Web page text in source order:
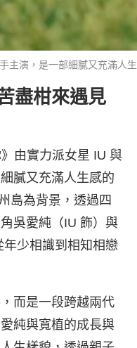
主演，是一部細膩又充滿人
盡柑來遇見
由實力派女星 IU 與
膩又充滿人生感的
島為背景，透過四
吳愛純（IU 飾）與
少相識到相知相戀
而是一段跨越兩代
純與寬植的成長與